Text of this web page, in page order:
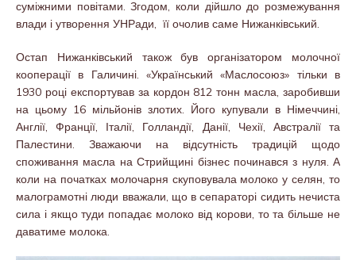
суміжними повітами. Згодом, коли дійшло до розмежування
влади і утворення УНРади, її очолив саме Нижанківський.
Остап Нижанківський також був організатором молочної
кооперації в Галичині. «Український «Маслосоюз» тільки в
1930 році експортував за кордон 812 тонн масла, заробивши
на цьому 16 мільйонів злотих. Його купували в Німеччині,
Англії, Франції, Італії, Голландії, Данії, Чехії, Австралії та
Палестини. Зважаючи на відсутність традицій щодо
споживання масла на Стрийщині бізнес починався з нуля. А
коли на початках молочарня скуповувала молоко у селян, то
малограмотні люди вважали, що в сепараторі сидить нечиста
сила і якщо туди попадає молоко від корови, то та більше не
даватиме молока.